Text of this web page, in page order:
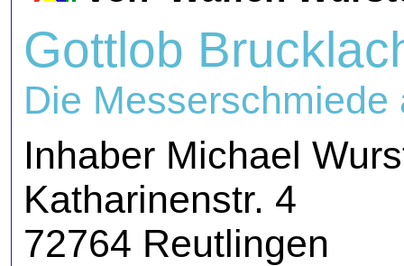
Gottlob
Die
Inhaber Michael
Katharinenstr. 4
72764 Reutlingen